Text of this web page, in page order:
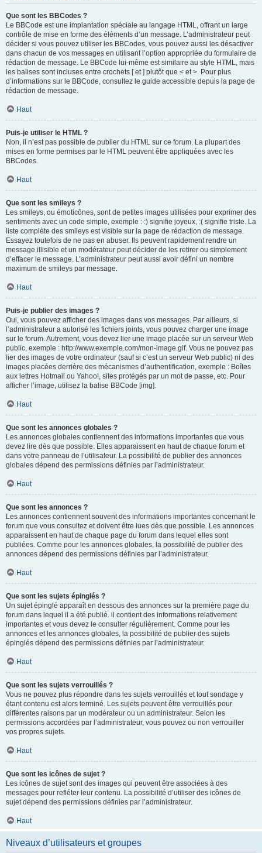
Que sont les BBCodes ?
Le BBCode est une implantation spéciale au langage HTML, offrant un large
contrôle de mise en forme des éléments d’un message. L’administrateur peut
décider si vous pouvez utiliser les BBCodes, vous pouvez aussi les désactiver
dans chacun de vos messages en utilisant l’option appropriée du formulaire de
rédaction de message. Le BBCode lui-même est similaire au style HTML, mais
les balises sont incluses entre crochets [ et ] plutôt que < et >. Pour plus
d’informations sur le BBCode, consultez le guide accessible depuis la page de
rédaction de message.
Haut
Puis-je utiliser le HTML ?
Non, il n’est pas possible de publier du HTML sur ce forum. La plupart des
mises en forme permises par le HTML peuvent être appliquées avec les
BBCodes.
Haut
Que sont les smileys ?
Les smileys, ou émoticônes, sont de petites images utilisées pour exprimer des
sentiments avec un code simple, exemple : :) signifie joyeux, :( signifie triste. La
liste complète des smileys est visible sur la page de rédaction de message.
Essayez toutefois de ne pas en abuser. Ils peuvent rapidement rendre un
message illisible et un modérateur peut décider de les retirer ou simplement
d’effacer le message. L’administrateur peut aussi avoir défini un nombre
maximum de smileys par message.
Haut
Puis-je publier des images ?
Oui, vous pouvez afficher des images dans vos messages. Par ailleurs, si
l’administrateur a autorisé les fichiers joints, vous pouvez charger une image
sur le forum. Autrement, vous devez lier une image placée sur un serveur Web
public, exemple : http://www.exemple.com/mon-image.gif. Vous ne pouvez pas
lier des images de votre ordinateur (sauf si c’est un serveur Web public) ni des
images placées derrière des mécanismes d’authentification, exemple : Boîtes
aux lettres Hotmail ou Yahoo!, sites protégés par un mot de passe, etc. Pour
afficher l’image, utilisez la balise BBCode [img].
Haut
Que sont les annonces globales ?
Les annonces globales contiennent des informations importantes que vous
devez lire dès que possible. Elles apparaissent en haut de chaque forum et
dans votre panneau de l’utilisateur. La possibilité de publier des annonces
globales dépend des permissions définies par l’administrateur.
Haut
Que sont les annonces ?
Les annonces contiennent souvent des informations importantes concernant le
forum que vous consultez et doivent être lues dès que possible. Les annonces
apparaissent en haut de chaque page du forum dans lequel elles sont
publiées. Comme pour les annonces globales, la possibilité de publier des
annonces dépend des permissions définies par l’administrateur.
Haut
Que sont les sujets épinglés ?
Un sujet épinglé apparaît en dessous des annonces sur la première page du
forum dans lequel il a été publié. il contient des informations relativement
importantes et vous devez le consulter régulièrement. Comme pour les
annonces et les annonces globales, la possibilité de publier des sujets
épinglés dépend des permissions définies par l’administrateur.
Haut
Que sont les sujets verrouillés ?
Vous ne pouvez plus répondre dans les sujets verrouillés et tout sondage y
étant contenu est alors terminé. Les sujets peuvent être verrouillés pour
différentes raisons par un modérateur ou un administrateur. Selon les
permissions accordées par l’administrateur, vous pouvez ou non verrouiller
vos propres sujets.
Haut
Que sont les icônes de sujet ?
Les icônes de sujet sont des images qui peuvent être associées à des
messages pour refléter leur contenu. La possibilité d’utiliser des icônes de
sujet dépend des permissions définies par l’administrateur.
Haut
Niveaux d’utilisateurs et groupes